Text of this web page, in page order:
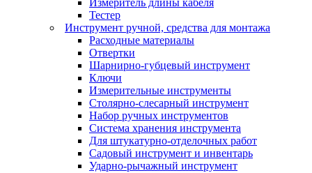
Измеритель длины кабеля
Тестер
Инструмент ручной, средства для монтажа
Расходные материалы
Отвертки
Шарнирно-губцевый инструмент
Ключи
Измерительные инструменты
Столярно-слесарный инструмент
Набор ручных инструментов
Система хранения инструмента
Для штукатурно-отделочных работ
Садовый инструмент и инвентарь
Ударно-рычажный инструмент